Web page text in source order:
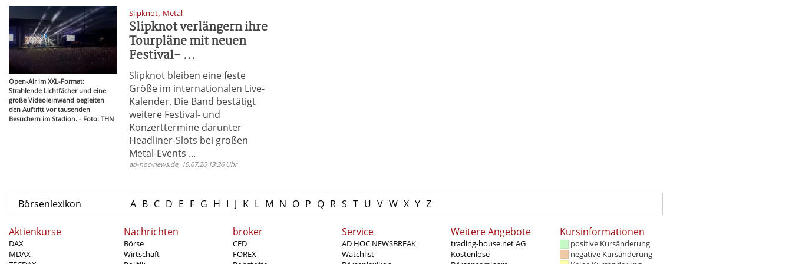
Open-Air im XXL-Format:
Strahlende Lichtfächer und eine
große Videoleinwand begleiten
den Auftritt vor tausenden
Besuchern im Stadion. - Foto: THN
Slipknot, Metal
Slipknot verlängern ihre
Tourpläne mit neuen
Festival- ...
Slipknot bleiben eine feste
Größe im internationalen Live-
Kalender. Die Band bestätigt
weitere Festival- und
Konzerttermine darunter
Headliner-Slots bei großen
Metal-Events ...
ad-hoc-news.de, 10.07.26 13:36 Uhr
Börsenlexikon A B C D E F G H I J K L M N O P Q R S T U V W X Y Z
Aktienkurse
DAX
MDAX
Nachrichten
Börse
Wirtschaft
broker
CFD
FOREX
Service
AD HOC NEWSBREAK
Watchlist
Weitere Angebote
trading-house.net AG
Kostenlose
Kursinformationen
positive Kursänderung
negative Kursänderung